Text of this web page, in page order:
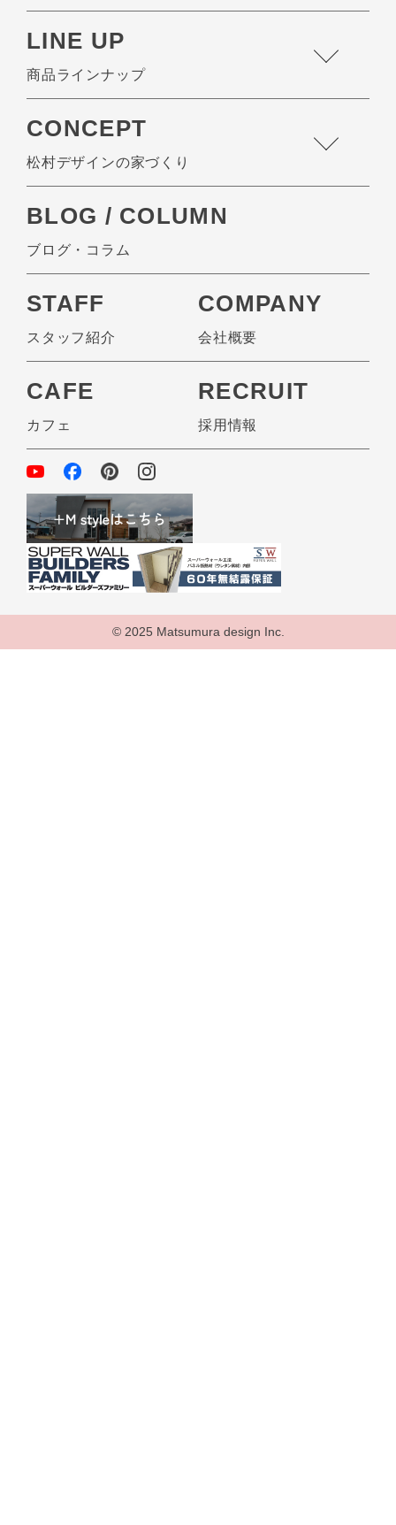
LINE UP
商品ラインナップ
CONCEPT
松村デザインの家づくり
BLOG / COLUMN
ブログ・コラム
STAFF
スタッフ紹介
COMPANY
会社概要
CAFE
カフェ
RECRUIT
採用情報
© 2025 Matsumura design Inc.